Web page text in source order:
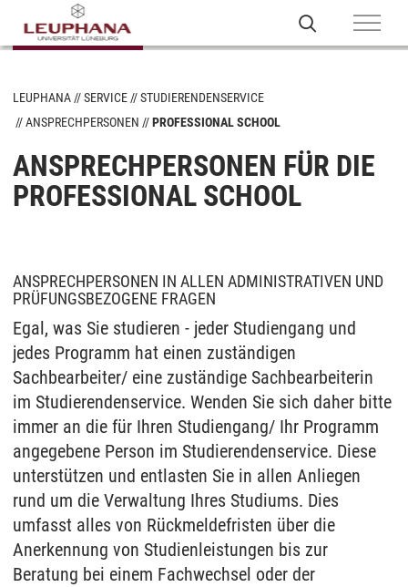
LEUPHANA SERVICE
STUDIERENDENSERVICE
ANSPRECHPERSONEN
PROFESSIONAL SCHOOL
ANSPRECHPERSONEN FÜR DIE
PROFESSIONAL SCHOOL
ANSPRECHPERSONEN IN ALLEN ADMINISTRATIVEN UND
PRÜFUNGSBEZOGENE FRAGEN
Egal, was Sie studieren - jeder Studiengang und
jedes Programm hat einen zuständigen
Sachbearbeiter/ eine zuständige Sachbearbeiterin
im Studierendenservice. Wenden Sie sich daher bitte
immer an die für Ihren Studiengang/ Ihr Programm
angegebene Person im Studierendenservice. Diese
unterstützen und entlasten Sie in allen Anliegen
rund um die Verwaltung Ihres Studiums. Dies
umfasst alles von Rückmeldefristen über die
Anerkennung von Studienleistungen bis zur
Beratung bei einem Fachwechsel oder der